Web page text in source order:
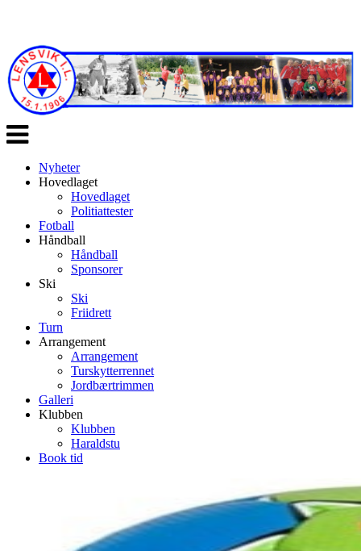
Veksle
navigasjon
Nyheter
Hovedlaget
Hovedlaget
Politiattester
Fotball
Håndball
Håndball
Sponsorer
Ski
Ski
Friidrett
Turn
Arrangement
Arrangement
Turskytterrennet
Jordbærtrimmen
Galleri
Klubben
Klubben
Haraldstu
Book tid